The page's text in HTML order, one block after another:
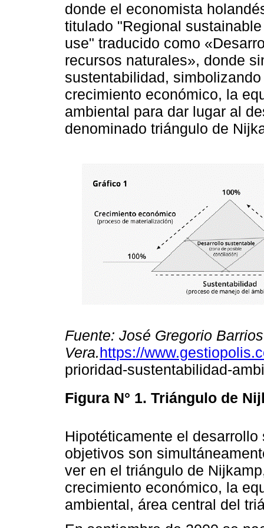
donde el economista
titulado "Regional
use" traducido como
recursos naturales», donde
sustentabilidad,
crecimiento económico, la
ambiental para dar lugar al
denominado triángulo de
Fuente: José Gregorio Barrios
Vera.https://
prioridad-sustentabilidad-
Figura N° 1. Triángulo de
Hipotéticamente el
objetivos son
ver en el triángulo de
crecimiento económico, la
ambiental, área central del